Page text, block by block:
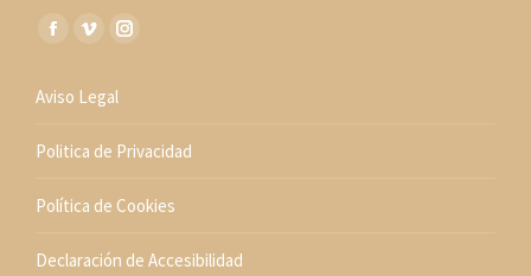
Encuéntranos en:
Facebook
opens
new
window
Vimeo
opens
new
window
Instagram
new
window
Aviso Legal
Politica de Privacidad
Política de Cookies
Declaración de Accesibilidad